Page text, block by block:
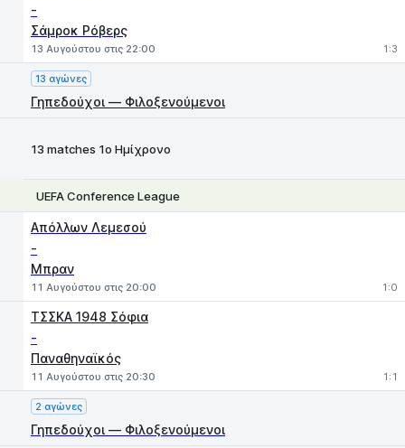
-
Σάμροκ Ρόβερς
13 Αυγούστου στις 22:00 1:3
13 αγώνες
Γηπεδούχοι — Φιλοξενούμενοι
13 matches 1ο Ημίχρονο
UEFA Conference League
Απόλλων Λεμεσού
-
Μπραν
11 Αυγούστου στις 20:00 1:0
ΤΣΣΚΑ 1948 Σόφια
-
Παναθηναϊκός
11 Αυγούστου στις 20:30 1:1
2 αγώνες
Γηπεδούχοι — Φιλοξενούμενοι